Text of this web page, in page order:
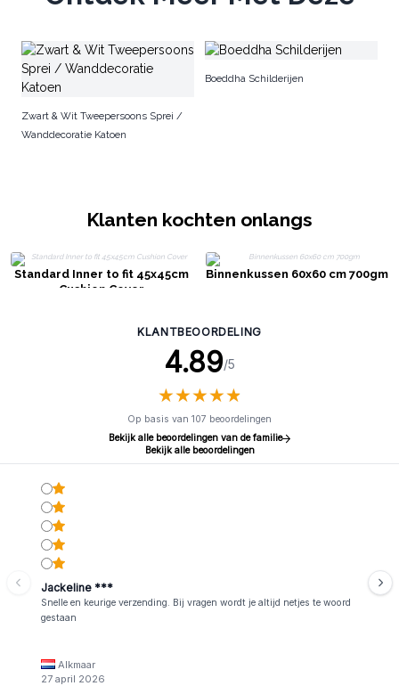
Zwart & Wit Tweepersoons Sprei /
Wanddecoratie Katoen
Boeddha Schilderijen
Klanten kochten onlangs
Standard Inner to fit 45x45cm
Cushion Cover
Binnenkussen 60x60 cm 700gm
KLANTBEOORDELING
4.89/5
★★★★★
★★★★★
Op basis van 107 beoordelingen
Bekijk alle beoordelingen van de familie
Bekijk alle beoordelingen
Jackeline ***
Snelle en keurige verzending. Bij vragen wordt je altijd netjes te woord
gestaan
Alkmaar
27 april 2026